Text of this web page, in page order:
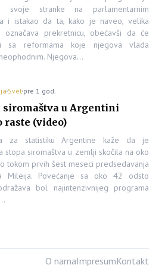
svoje stranke na parlamentarnim
i istakao da ta, kako je naveo, velika
označava prekretnicu, obećavši da će
sa reformama koje njegova vlada
Njegova…
Svetpre 1 god.
siromaštva u Argentini
raste (video)
za statistiku Argentine kaže da je
stopa siromaštva u zemlji skočila na oko
tokom prvih šest meseci predsedavanja
Mileija. Povećanje sa oko 42 odsto
bol najintenzivnijeg programa
O namaImpresumKontakt